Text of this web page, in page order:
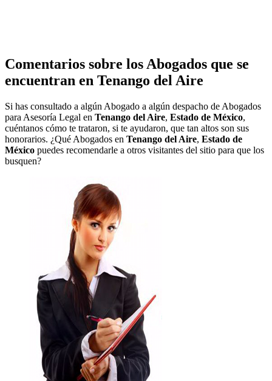
Comentarios sobre los Abogados que se
encuentran en Tenango del Aire
Si has consultado a algún Abogado a algún despacho de Abogados
para Asesoría Legal en Tenango del Aire, Estado de México,
cuéntanos cómo te trataron, si te ayudaron, que tan altos son sus
honorarios. ¿Qué Abogados en Tenango del Aire, Estado de
México puedes recomendarle a otros visitantes del sitio para que los
busquen?